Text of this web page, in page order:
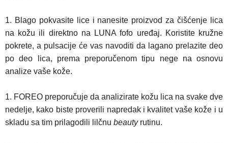
Blago pokvasite lice i nanesite proizvod za čišćenje lica
na kožu ili direktno na LUNA fofo uređaj. Koristite kružne
pokrete, a pulsacije će vas navoditi da lagano prelazite deo
po deo lica, prema preporučenom tipu nege na osnovu
analize vaše kože.
FOREO preporučuje da analizirate kožu lica na svake dve
nedelje, kako biste proverili napredak i kvalitet vaše kože i u
skladu sa tim prilagodili lilčnu beauty rutinu.